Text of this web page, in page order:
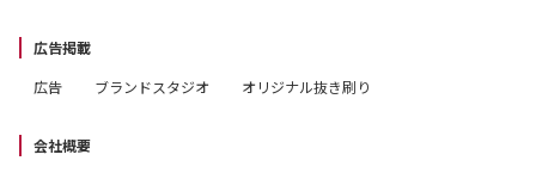
広告掲載
広告
ブランドスタジオ オリジナル抜き刷り
会社概要